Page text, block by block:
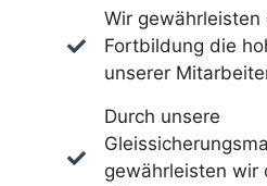
Wir
Fortbildung die
unserer
Durch unsere
gewährleisten wir